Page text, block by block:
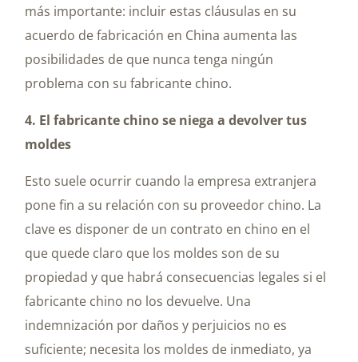
más importante: incluir estas cláusulas en su
acuerdo de fabricación en China aumenta las
posibilidades de que nunca tenga ningún
problema con su fabricante chino.
4. El fabricante chino se niega a devolver tus
moldes
Esto suele ocurrir cuando la empresa extranjera
pone fin a su relación con su proveedor chino. La
clave es disponer de un contrato en chino en el
que quede claro que los moldes son de su
propiedad y que habrá consecuencias legales si el
fabricante chino no los devuelve. Una
indemnización por daños y perjuicios no es
suficiente; necesita los moldes de inmediato, ya